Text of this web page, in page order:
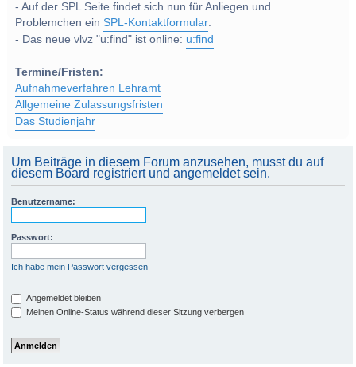
- Auf der SPL Seite findet sich nun für Anliegen und
Problemchen einSPL-Kontaktformular.
- Das neue vlvz "u:find" ist online: u:find
Termine/Fristen:
Aufnahmeverfahren Lehramt
Allgemeine Zulassungsfristen
Das Studienjahr
Um Beiträge in diesem Forum anzusehen, musst du auf
diesem Board registriert und angemeldet sein.
Benutzername:
Passwort:
Ich habe mein Passwort vergessen
Angemeldet bleiben
Meinen Online-Status während dieser Sitzung verbergen